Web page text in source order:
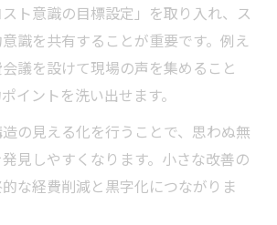
で一人当たり売上を上げる費用戦
高める節約とコスト意識実践
でスタッフ満足と節約を両立する
スト意識向上が訪問看護経営を強
ト意識の目標設定」を取り入れ、ス
識を共有することが重要です。例え
議を設けて現場の声を集めること
イントを洗い出せます。
の見える化を行うことで、思わぬ無
見しやすくなります。小さな改善の
な経費削減と黒字化につながりま